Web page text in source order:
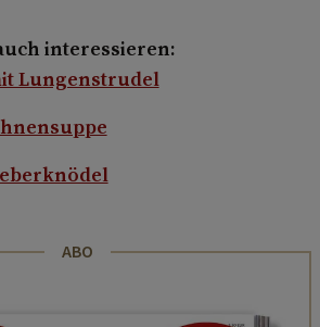
interessieren:
Lungenstrudel
ABO